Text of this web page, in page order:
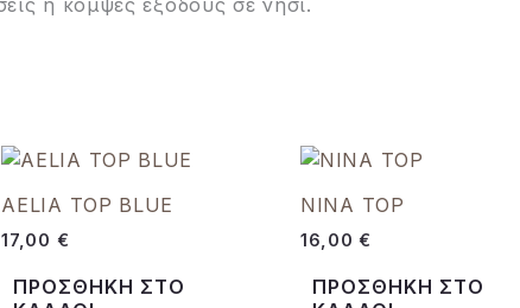
ή κομψές εξόδους σε νησί.
AELIA TOP BLUE
17,00 €
ΠΡΟΣΘΉΚΗ ΣΤΟ
NINA TOP
16,00 €
ΠΡΟΣΘΉΚΗ ΣΤΟ